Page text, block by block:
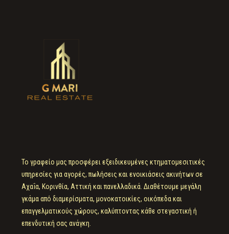
Το γραφείο μας προσφέρει εξειδικευμένες κτηματομεσιτικές
υπηρεσίες για αγορές, πωλήσεις και ενοικιάσεις ακινήτων σε
Αχαΐα, Κορινθία, Αττική και πανελλαδικά. Διαθέτουμε μεγάλη
γκάμα από διαμερίσματα, μονοκατοικίες, οικόπεδα και
επαγγελματικούς χώρους, καλύπτοντας κάθε στεγαστική ή
επενδυτική σας ανάγκη.